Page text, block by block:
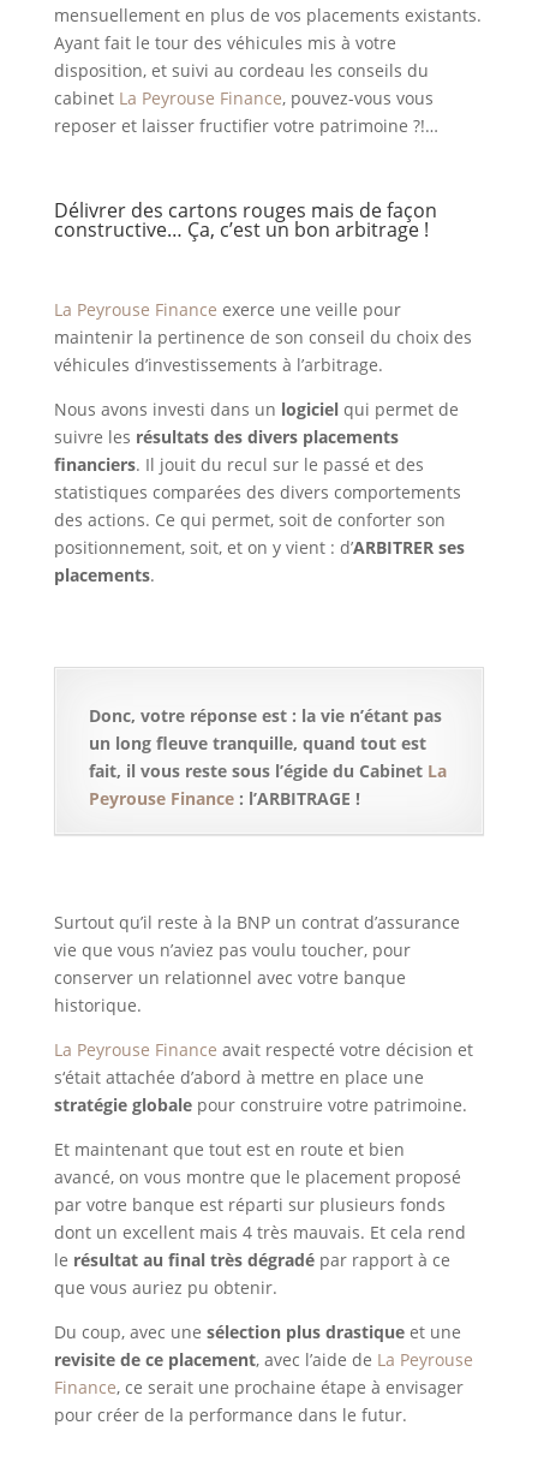
mensuellement en plus de vos placements existants.
Ayant fait le tour des véhicules mis à votre
disposition, et suivi au cordeau les conseils du
cabinet La Peyrouse Finance, pouvez-vous vous
reposer et laisser fructifier votre patrimoine ?!…
Délivrer des cartons rouges mais de façon
constructive… Ça, c’est un bon arbitrage !
La Peyrouse Finance exerce une veille pour
maintenir la pertinence de son conseil du choix des
véhicules d’investissements à l’arbitrage.
Nous avons investi dans un logicielqui permet de
suivre les résultats des divers placements
financiers. Il jouit du recul sur le passé et des
statistiques comparées des divers comportements
des actions. Ce qui permet, soit de conforter son
positionnement, soit, et on y vient : d’ARBITRER ses
placements.
Donc, votre réponse est : la vie n’étant pas
un long fleuve tranquille, quand tout est
fait, il vous reste sous l’égide du Cabinet La
Peyrouse Finance: l’ARBITRAGE !
Surtout qu’il reste à la BNP un contrat d’assurance
vie que vous n’aviez pas voulu toucher, pour
conserver un relationnel avec votre banque
historique.
La Peyrouse Finance avait respecté votre décision et
s‘était attachée d’abord à mettre en place une
stratégie globalepour construire votre patrimoine.
Et maintenant que tout est en route et bien
avancé, on vous montre que le placement proposé
par votre banque est réparti sur plusieurs fonds
dont un excellent mais 4 très mauvais. Et cela rend
le résultat au final très dégradépar rapport à ce
que vous auriez pu obtenir.
Du coup, avec une sélection plus drastiqueet une
revisite de ce placement, avec l’aide de La Peyrouse
Finance, ce serait une prochaine étape à envisager
pour créer de la performance dans le futur.